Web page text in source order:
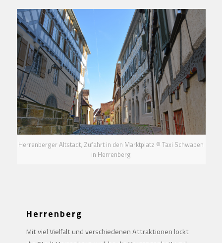
Herrenberger Altstadt, Zufahrt in den Marktplatz © Taxi Schwaben
in Herrenberg
Herrenberg
Mit viel Vielfalt und verschiedenen Attraktionen lockt